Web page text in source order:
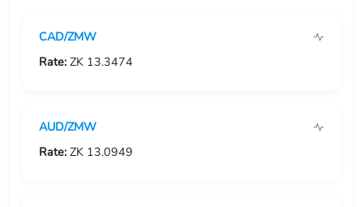
USD/GBP
USD/GHS
CAD/ZMW
Rate: ZK 13.3474
AUD/ZMW
Rate: ZK 13.0949